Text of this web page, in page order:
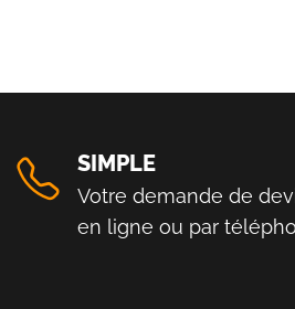
SIMPLE
Votre demande de
en ligne ou par